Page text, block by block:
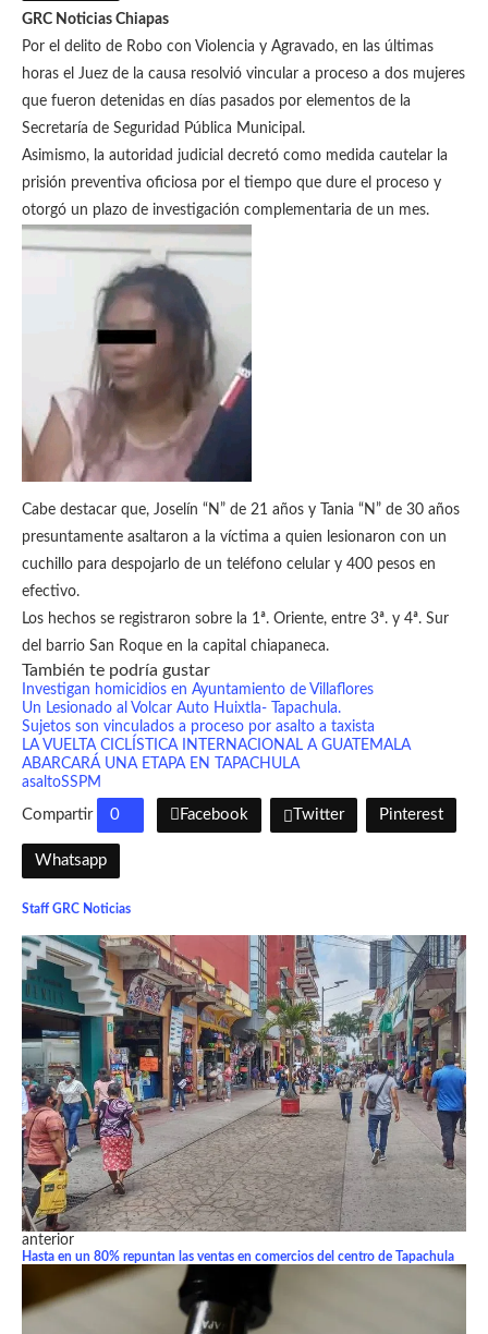
GRC Noticias Chiapas
Por el delito de Robo con Violencia y Agravado, en las últimas
horas el Juez de la causa resolvió vincular a proceso a dos mujeres
que fueron detenidas en días pasados por elementos de la
Secretaría de Seguridad Pública Municipal.
Asimismo, la autoridad judicial decretó como medida cautelar la
prisión preventiva oficiosa por el tiempo que dure el proceso y
otorgó un plazo de investigación complementaria de un mes.
Cabe destacar que, Joselín “N” de 21 años y Tania “N” de 30 años
presuntamente asaltaron a la víctima a quien lesionaron con un
cuchillo para despojarlo de un teléfono celular y 400 pesos en
efectivo.
Los hechos se registraron sobre la 1ª. Oriente, entre 3ª. y 4ª. Sur
del barrio San Roque en la capital chiapaneca.
También te podría gustar
Investigan homicidios en Ayuntamiento de Villaflores
Un Lesionado al Volcar Auto Huixtla- Tapachula.
Sujetos son vinculados a proceso por asalto a taxista
LA VUELTA CICLÍSTICA INTERNACIONAL A GUATEMALA
ABARCARÁ UNA ETAPA EN TAPACHULA
asaltoSSPM
Compartir 0 Facebook Twitter Pinterest
Whatsapp
Staff GRC Noticias
anterior
Hasta en un 80% repuntan las ventas en comercios del centro de Tapachula